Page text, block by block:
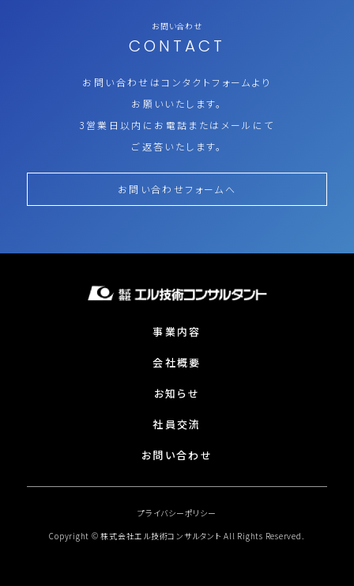
お問い合わせ
CONTACT
お問い合わせはコンタクトフォームより
お願いいたします。
3営業日以内にお電話またはメールにて
ご返答いたします。
お問い合わせフォームへ
事業内容
会社概要
お知らせ
社員交流
お問い合わせ
Copyright © 株式会社エル技術コンサルタント All Rights Reserved.
プライバシーポリシー